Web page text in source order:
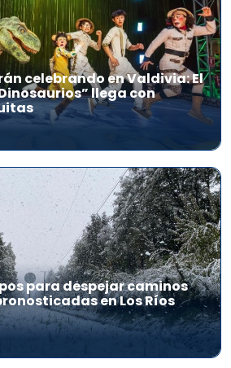
celebrando en Valdivia: El
llega con
para despejar caminos
en Los Ríos